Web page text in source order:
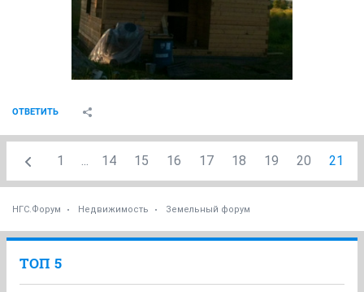
ОТВЕТИТЬ
1 ... 14 15 16 17 18 19 20 21
НГС.Форум Недвижимость Земельный форум
ТОП 5